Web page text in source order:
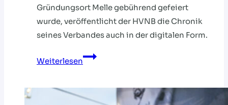
Gründungsort Melle gebührend gefeiert
wurde, veröffentlicht der HVNB die Chronik
seines Verbandes auch in der digitalen Form.
Weiterlesen
75
Leidenschaft